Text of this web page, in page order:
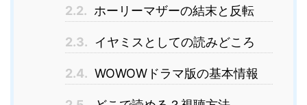
2.2. ホーリーマザーの結末と反転
2.3. イヤミスとしての読みどころ
2.4. WOWOWドラマ版の基本情報